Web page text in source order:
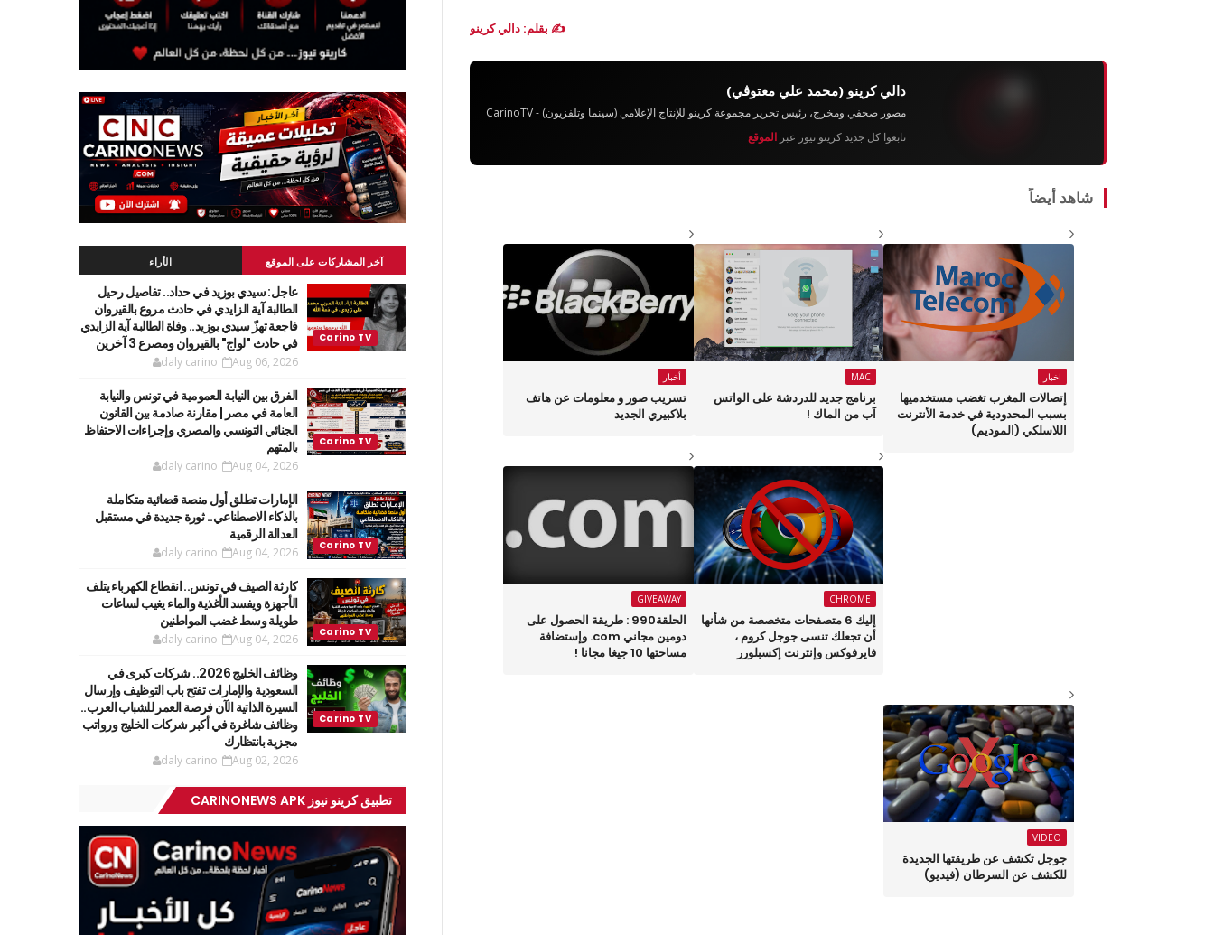
✍️ بقلم: دالي كرينو
دالي كرينو (محمد علي معتوڨي)
مصور صحفي ومخرج، رئيس تحرير مجموعة كرينو للإنتاج الإعلامي (سينما وتلفزيون) - CarinoTV
تابعوا كل جديد كرينو نيوز عبرالموقع
شاهد أيضاً
اخبار
إتصالات المغرب تغضب مستخدميها
بسبب المحدودية في خدمة الأنترنت
اللاسلكي (الموديم)
MAC
برنامج جديد للدردشة على الواتس
آب من الماك !
أخبار
تسريب صور و معلومات عن هاتف
بلاكبيري الجديد
CHROME
إليك 6 متصفحات متخصصة من شأنها
أن تجعلك تنسى جوجل كروم ،
فايرفوكس وإنترنت إكسبلورر
GIVEAWAY
الحلقة990 : طريقة الحصول على
دومين مجاني com. وإستضافة
مساحتها 10 جيغا مجانا !
VIDEO
جوجل تكشف عن طريقتها الجديدة
للكشف عن السرطان (فيديو)
آخر المشاركات على الموقع الأراء
عاجل: سيدي بوزيد في حداد.. تفاصيل رحيل
الطالبة آية الزايدي في حادث مروع بالقيروان
فاجعة تهزّ سيدي بوزيد.. وفاة الطالبة آية الزايدي
في حادث "لواج" بالقيروان ومصرع 3 آخرين
daly carino Aug 06, 2026
الفرق بين النيابة العمومية في تونس والنيابة
العامة في مصر | مقارنة صادمة بين القانون
الجنائي التونسي والمصري وإجراءات الاحتفاظ
بالمتهم
daly carino Aug 04, 2026
الإمارات تطلق أول منصة قضائية متكاملة
بالذكاء الاصطناعي.. ثورة جديدة في مستقبل
العدالة الرقمية
daly carino Aug 04, 2026
كارثة الصيف في تونس.. انقطاع الكهرباء يتلف
الأجهزة ويفسد الأغذية والماء يغيب لساعات
طويلة وسط غضب المواطنين
daly carino Aug 04, 2026
وظائف الخليج 2026.. شركات كبرى في
السعودية والإمارات تفتح باب التوظيف وإرسال
السيرة الذاتية الآن فرصة العمر للشباب العرب..
وظائف شاغرة في أكبر شركات الخليج ورواتب
مجزية بانتظارك
daly carino Aug 02, 2026
تطبيق كرينو نيوز CARINONEWS APK